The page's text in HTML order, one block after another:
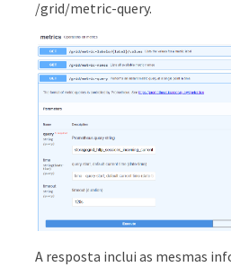
/grid/metric-query.
A resposta inclui as mesmas